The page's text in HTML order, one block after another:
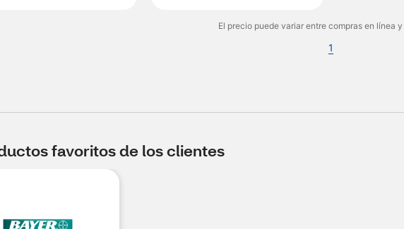
El precio puede variar entre compras en línea
1
favoritos de los clientes